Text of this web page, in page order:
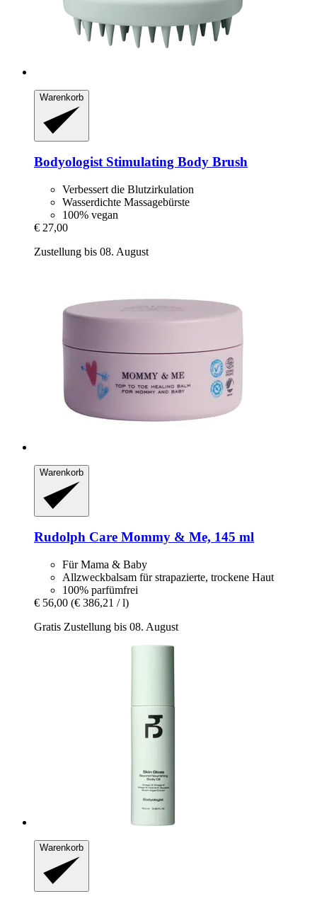
Warenkorb
BodyologistStimulating Body Brush
Verbessert die Blutzirkulation
Wasserdichte Massagebürste
100% vegan
€ 27,00
Zustellung bis 08. August
Warenkorb
Rudolph Care Mommy & Me, 145 ml
Für Mama & Baby
Allzweckbalsam für strapazierte, trockene Haut
100% parfümfrei
€ 56,00 (€ 386,21 / l)
Gratis Zustellung bis 08. August
Warenkorb